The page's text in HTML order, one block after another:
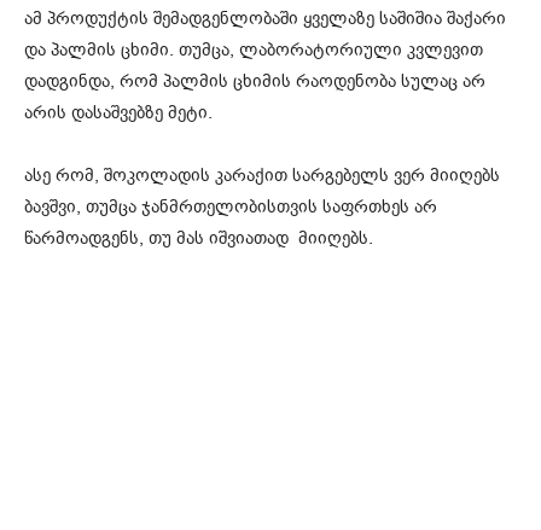
ამ პროდუქტის შემადგენლობაში ყველაზე საშიშია შაქარი
და პალმის ცხიმი. თუმცა, ლაბორატორიული კვლევით
დადგინდა, რომ პალმის ცხიმის რაოდენობა სულაც არ
არის დასაშვებზე მეტი.
ასე რომ, შოკოლადის კარაქით სარგებელს ვერ მიიღებს
ბავშვი, თუმცა ჯანმრთელობისთვის საფრთხეს არ
წარმოადგენს, თუ მას იშვიათად მიიღებს.